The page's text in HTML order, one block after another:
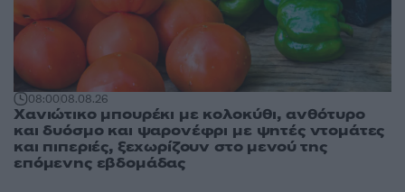
08:0008.08.26
Χανιώτικο μπουρέκι με κολοκύθι, ανθότυρο
και δυόσμο και ψαρονέφρι με ψητές ντομάτες
και πιπεριές, ξεχωρίζουν στο μενού της
επόμενης εβδομάδας